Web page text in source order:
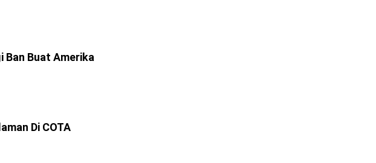
Ban Buat Amerika
Di COTA